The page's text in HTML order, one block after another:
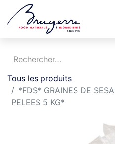
Tous les produits
*FDS* GRAINES DE
PELEES 5 KG*